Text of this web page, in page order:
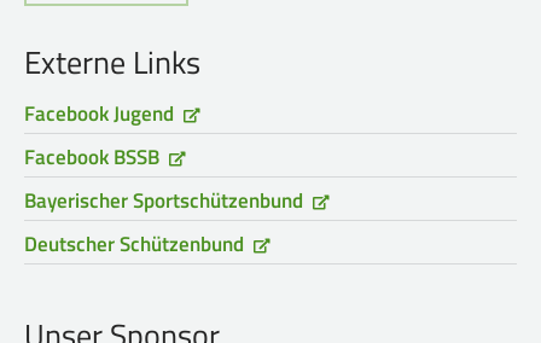
Externe Links
Facebook Jugend
Facebook BSSB
Bayerischer Sportschützenbund
Deutscher Schützenbund